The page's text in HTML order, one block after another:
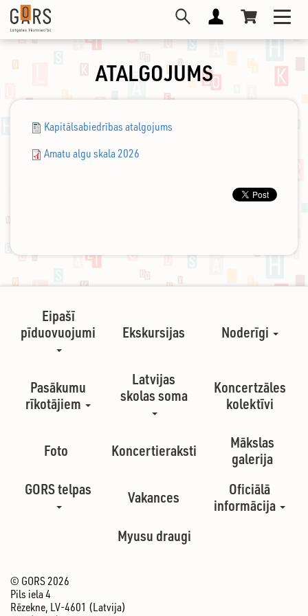
Pārlekt
galveno
saturu
ATALGOJUMS
Kapitālsabiedrības atalgojums
Amatu algu skala 2026
Eipašī
pīduovuojumi
Ekskursijas Noderīgi
Pasākumu
rīkotājiem
Latvijas
skolas soma
Koncertzāles
kolektīvi
Foto Koncertieraksti
Mākslas
galerija
GORS telpas
Vakances
Oficiālā
informācija
Myusu draugi
© GORS 2026
Pils iela 4
Rēzekne, LV-4601 (Latvija)